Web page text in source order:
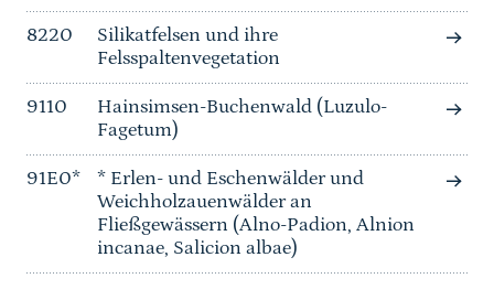
8220
Silikatfelsen und ihre
Felsspaltenvegetation
9110
Hainsimsen-Buchenwald (Luzulo-
Fagetum)
91E0*
* Erlen- und Eschenwälder und
Weichholzauenwälder an
Fließgewässern (Alno-Padion, Alnion
incanae, Salicion albae)